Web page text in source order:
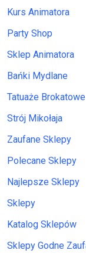
Kurs Animatora
Party Shop
Sklep Animatora
Bańki Mydlane
Tatuaże Brokatowe
Strój Mikołaja
Zaufane Sklepy
Polecane Sklepy
Najlepsze Sklepy
Sklepy
Katalog Sklepów
Sklepy Godne